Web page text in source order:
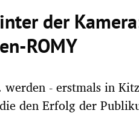
der
ROMY
- erstmals in
den Erfolg der